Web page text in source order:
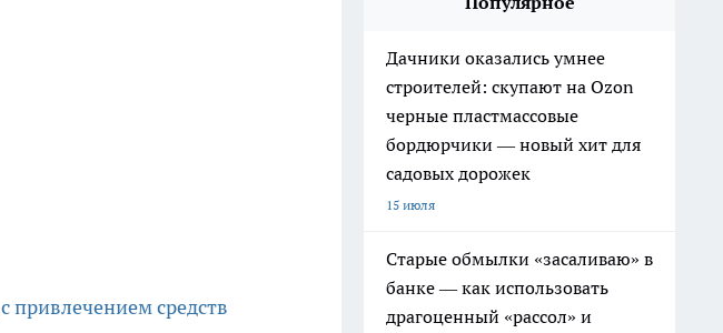
с привлечением средств
Дачники оказались умнее
строителей: скупают на Ozon
черные пластмассовые
бордюрчики — новый хит для
садовых дорожек
15 июля
Старые обмылки «засаливаю» в
банке — как использовать
драгоценный «рассол» и